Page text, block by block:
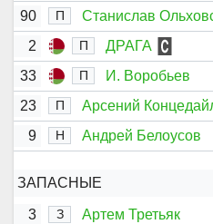
90
П
Станислав
2
П ДРАГА
33 П
И. Воробьев
23
П
Арсений
9
Н Андрей Белоусов
ЗАПАСНЫЕ
3 З
Артем Третьяк